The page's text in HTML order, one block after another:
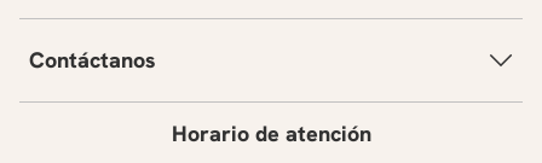
Contáctanos
Horario de atención